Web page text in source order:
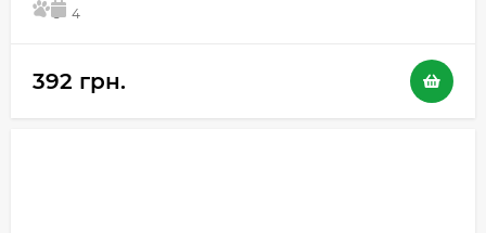
5 4
392 грн.